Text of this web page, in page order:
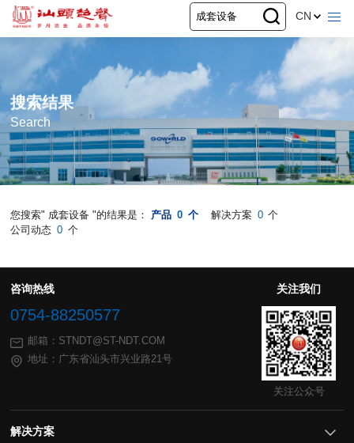
CN
搜索结果
Search
您搜索" 成套设备 "的结果是： 产品 0 个 解决方案 0 个
公司动态 0 个
咨询热线
0754-88250577
邮箱：STNDT@ST-NDT.COM
地址：广东省汕头市兴业路21号
解决方案
关注我们
关注公众号